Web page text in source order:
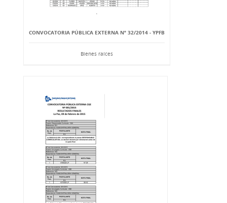
CONVOCATORIA PÚBLICA EXTERNA Nº 32/2014 - YPFB
Bienes raíces